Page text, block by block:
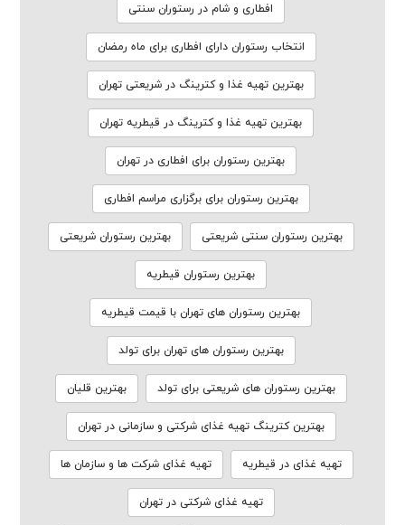
افطاری و شام در رستوران سنتی
انتخاب رستوران دارای افطاری برای ماه رمضان
بهترین تهیه غذا و کترینگ در شریعتی تهران
بهترین تهیه غذا و کترینگ در قیطریه تهران
بهترین رستوران برای افطاری در تهران
بهترین رستوران برای برگزاری مراسم افطاری
بهترین رستوران سنتی شریعتی بهترین رستوران شریعتی
بهترین رستوران قیطریه
بهترین رستوران های تهران با قیمت قیطریه
بهترین رستوران های تهران برای تولد
بهترین رستوران های شریعتی برای تولد بهترین قلیان
بهترین کترینگ تهیه غذای شرکتی و سازمانی در تهران
تهیه غذای در قیطریه تهیه غذای شرکت ها و سازمان ها
تهیه غذای شرکتی در تهران